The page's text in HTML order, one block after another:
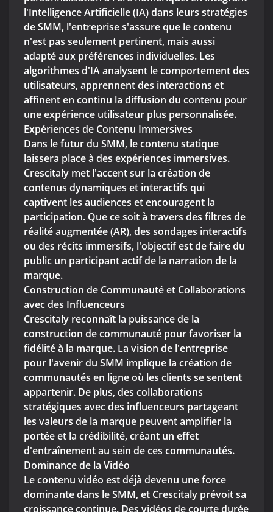
l'Intelligence Artificielle (IA) dans leurs stratégies
de SMM, l'entreprise s'assure que le contenu
n'est pas seulement pertinent, mais aussi
adapté aux préférences individuelles. Les
algorithmes d'IA analysent le comportement des
utilisateurs, apprennent des interactions et
affinent en continu la diffusion du contenu pour
une expérience utilisateur plus personnalisée.
Expériences de Contenu Immersives
Dans le futur du SMM, le contenu statique
laissera place à des expériences immersives.
Crescitaly met l'accent sur la création de
contenus dynamiques et interactifs qui
captivent les audiences et encouragent la
participation. Que ce soit à travers des filtres de
réalité augmentée (AR), des sondages interactifs
ou des récits immersifs, l'objectif est de faire du
public un participant actif de la narration de la
marque.
Construction de Communauté et Collaborations
avec des Influenceurs
Crescitaly reconnaît la puissance de la
construction de communauté pour favoriser la
fidélité à la marque. La vision de l'entreprise
pour l'avenir du SMM implique la création de
communautés en ligne où les clients se sentent
appartenir. De plus, des collaborations
stratégiques avec des influenceurs partageant
les valeurs de la marque peuvent amplifier la
portée et la crédibilité, créant un effet
d'entraînement au sein de ces communautés.
Dominance de la Vidéo
Le contenu vidéo est déjà devenu une force
dominante dans le SMM, et Crescitaly prévoit sa
croissance continue. Des vidéos de courte durée